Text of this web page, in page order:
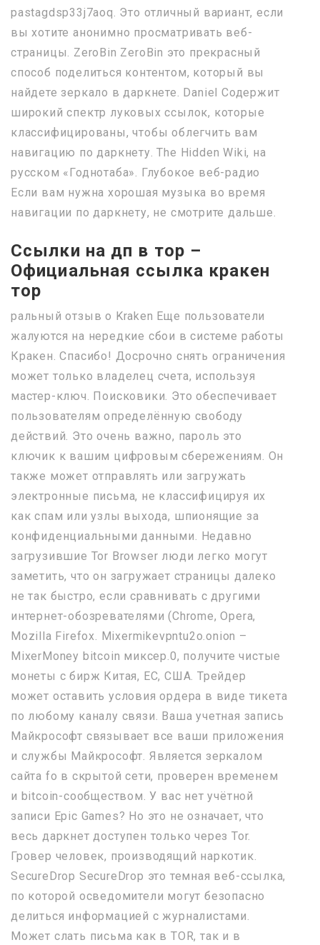
pastagdsp33j7aoq. Это отличный вариант, если
вы хотите анонимно просматривать веб-
страницы. ZeroBin ZeroBin это прекрасный
способ поделиться контентом, который вы
найдете зеркало в даркнете. Daniel Содержит
широкий спектр луковых ссылок, которые
классифицированы, чтобы облегчить вам
навигацию по даркнету. The Hidden Wiki, на
русском «Годнотаба». Глубокое веб-радио
Если вам нужна хорошая музыка во время
навигации по даркнету, не смотрите дальше.
Ссылки на дп в тор –
Официальная ссылка кракен
тор
ральный отзыв о Kraken Еще пользователи
жалуются на нередкие сбои в системе работы
Кракен. Спасибо! Досрочно снять ограничения
может только владелец счета, используя
мастер-ключ. Поисковики. Это обеспечивает
пользователям определённую свободу
действий. Это очень важно, пароль это
ключик к вашим цифровым сбережениям. Он
также может отправлять или загружать
электронные письма, не классифицируя их
как спам или узлы выхода, шпионящие за
конфиденциальными данными. Недавно
загрузившие Tor Browser люди легко могут
заметить, что он загружает страницы далеко
не так быстро, если сравнивать с другими
интернет-обозревателями (Chrome, Opera,
Mozilla Firefox. Mixermikevpntu2o.onion –
MixerMoney bitcoin миксер.0, получите чистые
монеты с бирж Китая, ЕС, США. Трейдер
может оставить условия ордера в виде тикета
по любому каналу связи. Ваша учетная запись
Майкрософт связывает все ваши приложения
и службы Майкрософт. Является зеркалом
сайта fo в скрытой сети, проверен временем
и bitcoin-сообществом. У вас нет учётной
записи Epic Games? Но это не означает, что
весь даркнет доступен только через Tor.
Гровер человек, производящий наркотик.
SecureDrop SecureDrop это темная веб-ссылка,
по которой осведомители могут безопасно
делиться информацией с журналистами.
Может слать письма как в TOR, так и в